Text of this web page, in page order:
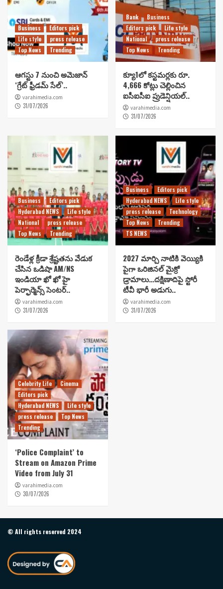
Business
Editors pick
Life style
press release
Top News
Trending
ఆగస్టు 7 నుంచి అమెజాన్
‘గ్రేట్ ఫ్రీడమ్ సేల్’..
varahimedia.com
31/07/2026
Bank
Business
Editors pick
Life style
National
press release
Top News
Trending
క్యూ1లో కస్టమర్లకు రూ.
4,666 కోట్లు చెల్లించిన
ఐసీఐసీఐ ప్రుడెన్షియల్..
varahimedia.com
31/07/2026
Business
Editors pick
Hyderabad NEWS
Life style
National
press release
Top News
Trending
రెండేళ్ల క్రీడా శ్రేష్టతను వేడుక
చేసిన ఒడిషా AM/NS
ఇండియా ఖో ఖో హై
పెర్ఫార్మెన్స్ సెంటర్..
varahimedia.com
31/07/2026
Business
Editors pick
Hyderabad NEWS
Life style
press release
Technology
Top News
Trending
TS NEWS
2027 మార్చి నాటికి వెయ్యికి
పైగా ఒరిజినల్ మైక్రో
డ్రామాలు…దక్షిణాదిపై స్టోరీ
టీవీ భారీ అడుగు..
varahimedia.com
31/07/2026
Celebrity Life
Cinema
Editors pick
Hyderabad NEWS
Life style
press release
Top News
Trending
‘Police Complaint’ to
Stream on Amazon Prime
Video from July 31
varahimedia.com
30/07/2026
© All rights reserved 2024